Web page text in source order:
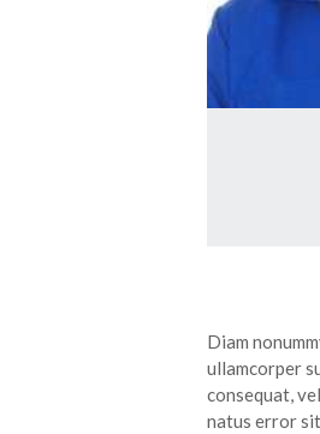
Diam
ullamcorper
consequat,
natus error